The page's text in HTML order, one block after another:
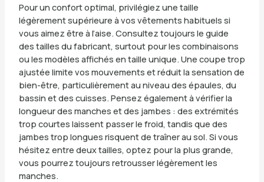
Pour un confort optimal, privilégiez une taille
légèrement supérieure à vos vêtements habituels si
vous aimez être à l’aise. Consultez toujours le guide
des tailles du fabricant, surtout pour les combinaisons
ou les modèles affichés en taille unique. Une coupe trop
ajustée limite vos mouvements et réduit la sensation de
bien-être, particulièrement au niveau des épaules, du
bassin et des cuisses. Pensez également à vérifier la
longueur des manches et des jambes : des extrémités
trop courtes laissent passer le froid, tandis que des
jambes trop longues risquent de traîner au sol. Si vous
hésitez entre deux tailles, optez pour la plus grande,
vous pourrez toujours retrousser légèrement les
manches.